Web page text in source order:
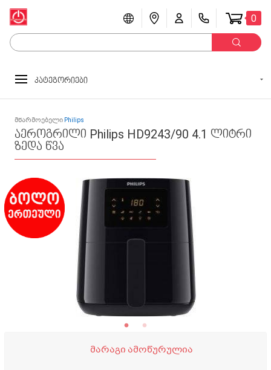
0
კატეგორიები
მწარმოებელი Philips
აეროგრილი Philips HD9243/90 4.1 ლიტრი
ზედა წვა
მარაგი ამოწურულია